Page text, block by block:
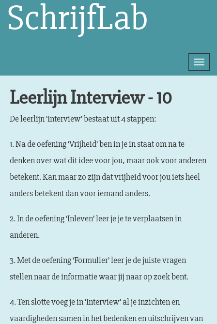
SchrijfLab
naar
het
Leerlijn Interview - 10
De leerlijn ‘Interview’ bestaat uit 4 stappen:
1. Na de oefening ‘Vrijheid’ ben in je in staat om na te
denken over wat dit idee voor jou, maar ook voor anderen
betekent. Kan maar zo zijn dat vrijheid voor jou iets heel
anders betekent dan voor iemand anders.
2. In de oefening ‘Inleven’ leer je je te verplaatsen in
anderen.
3. Met de oefening ‘Formulier’ leer je de juiste vragen
stellen naar de informatie waar jij naar op zoek bent.
4. Ten slotte voeg je in ‘Interview’ al je inzichten en
vaardigheden samen in het bedenken en uitschrijven van